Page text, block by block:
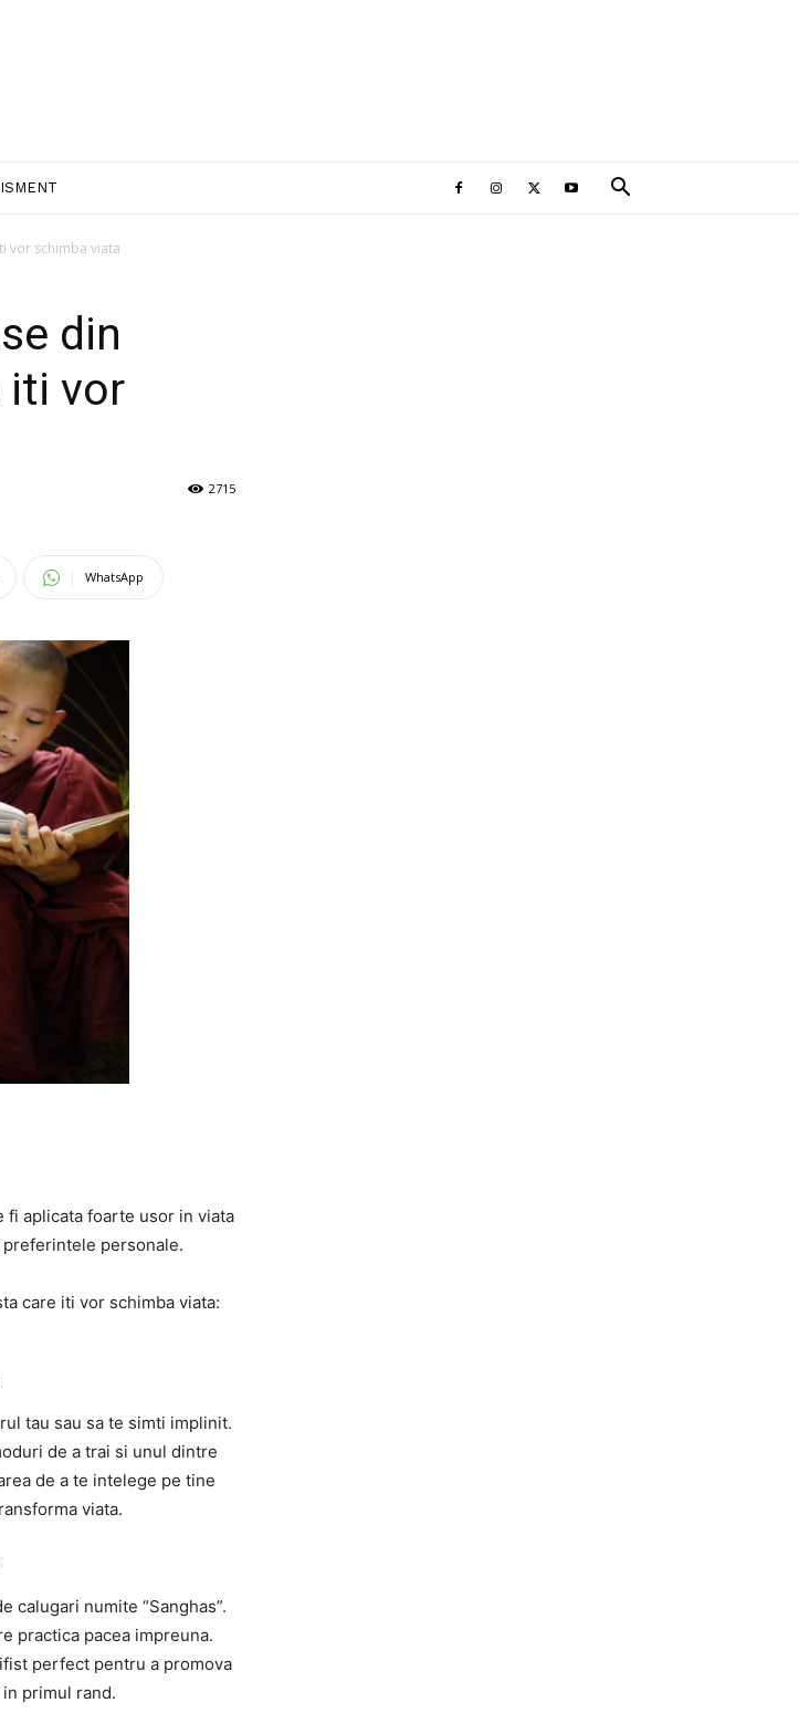
vor schimba viata
din
iti vor
2715
WhatsApp
fi aplicata foarte usor in viata
personale.
care iti vor schimba viata:
tau sau sa te simti implinit.
de a trai si unul dintre
de a te intelege pe tine
viata.
calugari numite “Sanghas”.
practica pacea impreuna.
perfect pentru a promova
primul rand.